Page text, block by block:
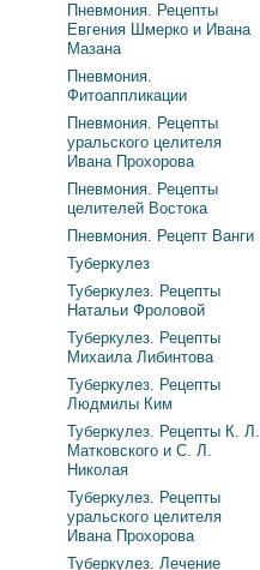
Пневмония. Рецепты
Евгения Шмерко и Ивана
Мазана
Пневмония.
Фитоаппликации
Пневмония. Рецепты
уральского целителя
Ивана Прохорова
Пневмония. Рецепты
целителей Востока
Пневмония. Рецепт Ванги
Туберкулез
Туберкулез. Рецепты
Натальи Фроловой
Туберкулез. Рецепты
Михаила Либинтова
Туберкулез. Рецепты
Людмилы Ким
Туберкулез. Рецепты К. Л.
Матковского и С. Л.
Николая
Туберкулез. Рецепты
уральского целителя
Ивана Прохорова
Туберкулез. Лечение